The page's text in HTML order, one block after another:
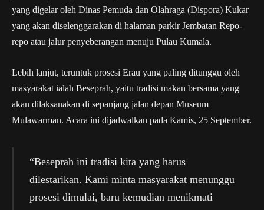
yang digelar oleh Dinas Pemuda dan Olahraga (Dispora) Kukar
yang akan diselenggarakan di halaman parkir Jembatan Repo-
repo atau jalur penyeberangan menuju Pulau Kumala.
Lebih lanjut, teruntuk prosesi Erau yang paling ditunggu oleh
masyarakat ialah Beseprah, yaitu tradisi makan bersama yang
akan dilaksanakan di sepanjang jalan depan Museum
Mulawarman. Acara ini dijadwalkan pada Kamis, 25 September.
“Beseprah ini tradisi kita yang harus
dilestarikan. Kami minta masyarakat menunggu
prosesi dimulai, baru kemudian menikmati